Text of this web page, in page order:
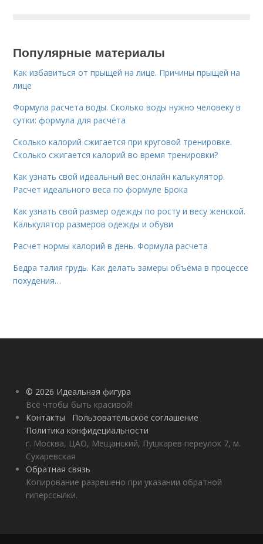
Популярные материалы
Как избавиться от прыщей на лице. Причины прыщей на
лице
Формула расчета воды. Сколько воды нужно человеку в
сутки: формула для расчёта
Сколько калорий сжигается при круговой тренировке.
Сколько сжигается калорий во время тренировки?
Как узнать свой идеальный вес онлайн калькулятор.
Расчет идеального веса по формуле Брока
Как узнать свой размер одежды по росту и весу женской.
Калькулятор размеров одежды и обуви
Расчет нормы калорий в день. Формула расчета
Бедра талия грудь. Как делать замеры объёма в процессе
похудения…
© 2026 Идеальная фигура
Всё чтобы быть красивой!
Контакты
Пользовательское соглашение
Политика конфидециальности
г. Москва, ЦАО, Мещанский, Пушкарев переулок 7, м.
Сухаревская
Обратная связь
Копирование разрешено при указании обратной
гиперссылки.